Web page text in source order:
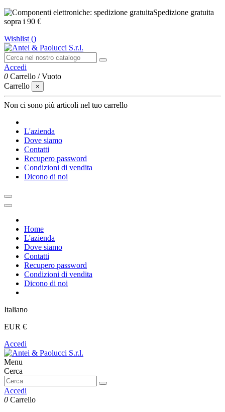
Spedizione gratuita
sopra i 90 €
Wishlist ()
Accedi
0 Carrello /Vuoto
Carrello
×
Non ci sono più articoli nel tuo carrello
L'azienda
Dove siamo
Contatti
Recupero password
Condizioni di vendita
Dicono di noi
Home
L'azienda
Dove siamo
Contatti
Recupero password
Condizioni di vendita
Dicono di noi
Italiano
EUR €
Accedi
Menu
Cerca
Accedi
0 Carrello